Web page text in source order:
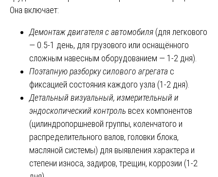
Она включает:
Демонтаж двигателя с автомобиля (для легкового
— 0.5-1 день, для грузового или оснащённого
сложным навесным оборудованием — 1-2 дня).
Поэтапную разборку силового агрегата с
фиксацией состояния каждого узла (1-2 дня).
Детальный визуальный, измерительный и
эндоскопический контроль всех компонентов
(цилиндропоршневой группы, коленчатого и
распределительного валов, головки блока,
масляной системы) для выявления характера и
степени износа, задиров, трещин, коррозии (1-2